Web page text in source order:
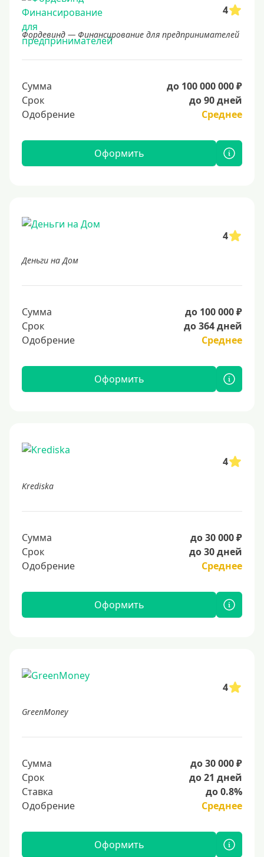
4
Фордевинд — Финансирование для предпринимателей
Сумма
до 100 000 000 ₽
Срок
до 90 дней
Одобрение
Среднее
Оформить
4
Деньги на Дом
Сумма
до 100 000 ₽
Срок
до 364 дней
Одобрение
Среднее
Оформить
4
Krediska
Сумма
до 30 000 ₽
Срок
до 30 дней
Одобрение
Среднее
Оформить
4
GreenMoney
Сумма
до 30 000 ₽
Срок
до 21 дней
Ставка
до 0.8%
Одобрение
Среднее
Оформить